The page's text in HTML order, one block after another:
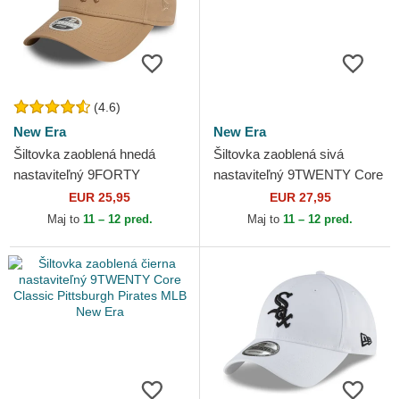
(4.6)
New Era
Šiltovka zaoblená hnedá
nastaviteľný 9FORTY
League Essential New York
Yankees MLB New Era
EUR 25,95
Maj to 11 – 12 pred.
New Era
Šiltovka zaoblená sivá
nastaviteľný 9TWENTY Core
Classic Pittsburgh Pirates
MLB New Era
EUR 27,95
Maj to 11 – 12 pred.